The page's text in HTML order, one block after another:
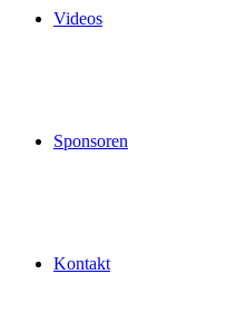
Videos
Sponsoren
Kontakt